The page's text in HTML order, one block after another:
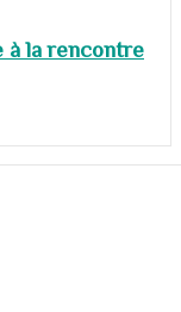
à la rencontre